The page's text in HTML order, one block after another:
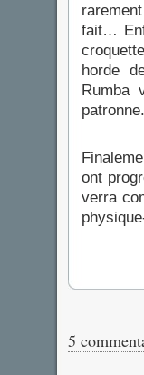
fait…
horde
Rumba
ont
verra
5